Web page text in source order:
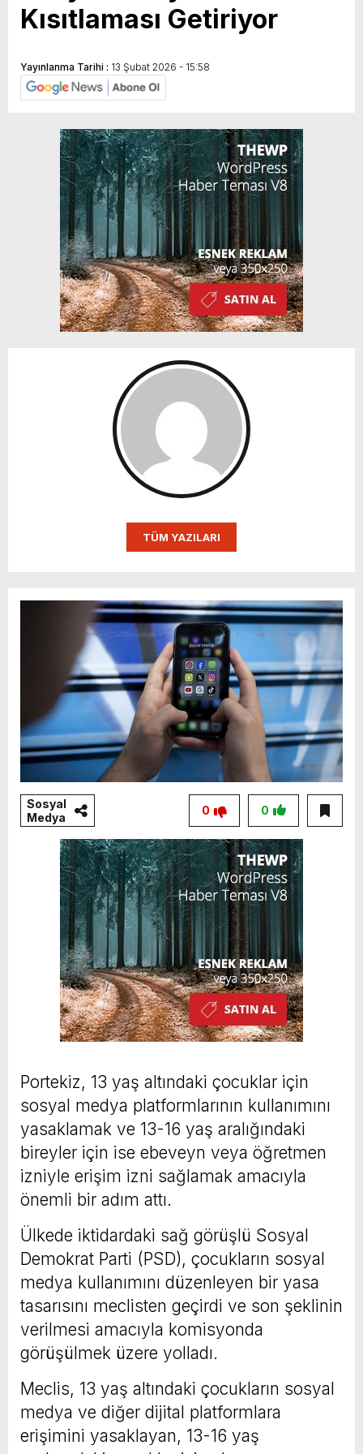
Kısıtlaması Getiriyor
Yayınlanma Tarihi : 13 Şubat 2026 - 15:58
TÜM YAZILARI
Sosyal
Medya
0
0
Portekiz, 13 yaş altındaki çocuklar için
sosyal medya platformlarının kullanımını
yasaklamak ve 13-16 yaş aralığındaki
bireyler için ise ebeveyn veya öğretmen
izniyle erişim izni sağlamak amacıyla
önemli bir adım attı.
Ülkede iktidardaki sağ görüşlü Sosyal
Demokrat Parti (PSD), çocukların sosyal
medya kullanımını düzenleyen bir yasa
tasarısını meclisten geçirdi ve son şeklinin
verilmesi amacıyla komisyonda
görüşülmek üzere yolladı.
Meclis, 13 yaş altındaki çocukların sosyal
medya ve diğer dijital platformlara
erişimini yasaklayan, 13-16 yaş